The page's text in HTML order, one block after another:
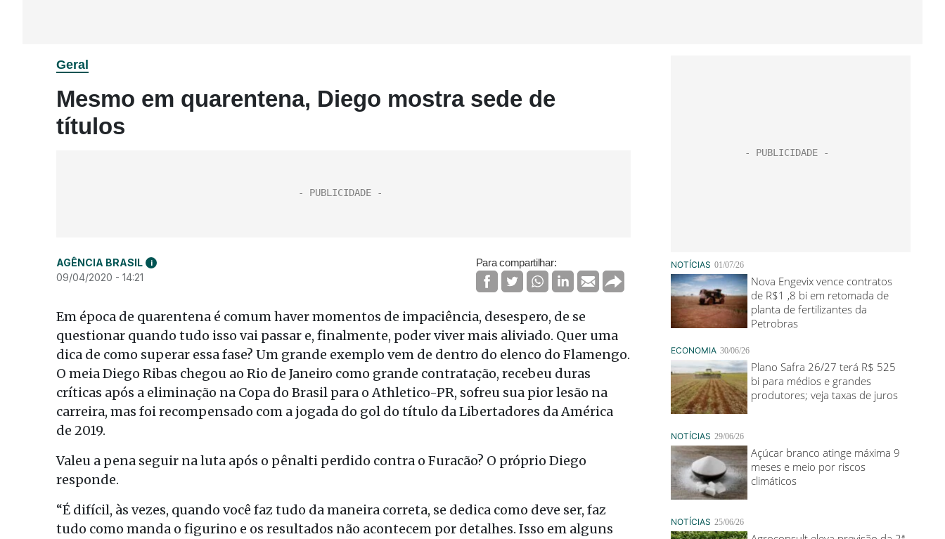
Geral
Mesmo em quarentena, Diego mostra sede de
títulos
AGÊNCIA BRASIL i
09/04/2020 - 14:21
Para compartilhar:
Em época de quarentena é comum haver momentos de impaciência, desespero, de se
questionar quando tudo isso vai passar e, finalmente, poder viver mais aliviado. Quer uma
dica de como superar essa fase? Um grande exemplo vem de dentro do elenco do Flamengo.
O meia Diego Ribas chegou ao Rio de Janeiro como grande contratação, recebeu duras
críticas após a eliminação na Copa do Brasil para o Athletico-PR, sofreu sua pior lesão na
carreira, mas foi recompensado com a jogada do gol do título da Libertadores da América
de 2019.
Valeu a pena seguir na luta após o pênalti perdido contra o Furacão? O próprio Diego
responde.
“É difícil, às vezes, quando você faz tudo da maneira correta, se dedica como deve ser, faz
tudo como manda o figurino e os resultados não acontecem por detalhes. Isso em alguns